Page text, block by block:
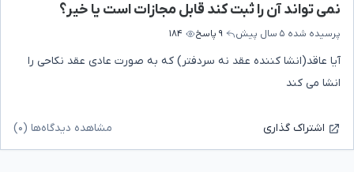
نمی تواند آن را ثبت کند قابل مجازات است یا خیر؟
پرسیده شده ۵ سال پیش ۹ پاسخ ۱۸۴
آیا عاقد(انشا کننده عقد نه سردفتر) که به صورت عادی عقد نکاحی را
انشا می کند
اشتراک گذاری مشاهده دیدگاه‌ها (۰)